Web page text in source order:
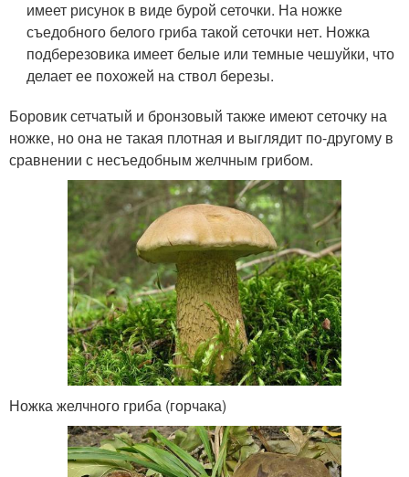
имеет рисунок в виде бурой сеточки. На ножке
съедобного белого гриба такой сеточки нет. Ножка
подберезовика имеет белые или темные чешуйки, что
делает ее похожей на ствол березы.
Боровик сетчатый и бронзовый также имеют сеточку на
ножке, но она не такая плотная и выглядит по-другому в
сравнении с несъедобным желчным грибом.
Ножка желчного гриба (горчака)